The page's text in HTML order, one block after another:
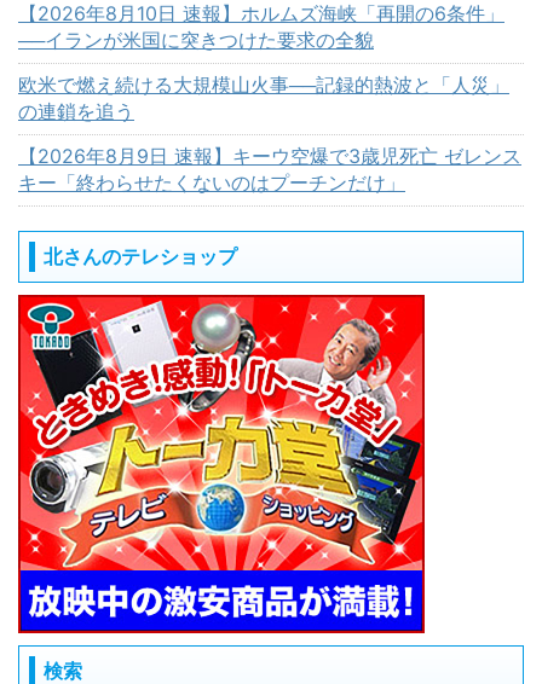
【2026年8月10日 速報】ホルムズ海峡「再開の6条件」
──イランが米国に突きつけた要求の全貌
欧米で燃え続ける大規模山火事──記録的熱波と「人災」
の連鎖を追う
【2026年8月9日 速報】キーウ空爆で3歳児死亡 ゼレンス
キー「終わらせたくないのはプーチンだけ」
北さんのテレショップ
検索